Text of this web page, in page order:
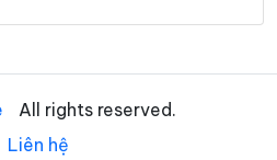
All rights reserved.
Liên hệ